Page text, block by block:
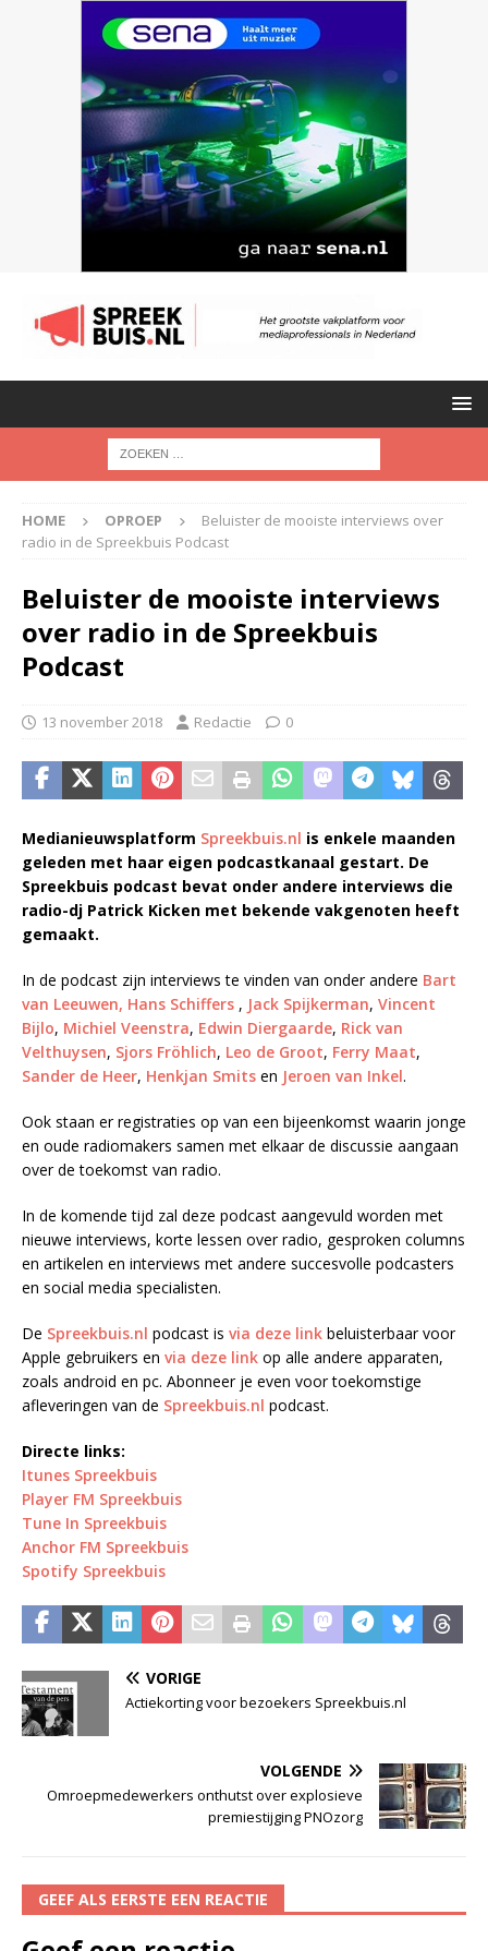
HOME OPROEP
Beluister de mooiste interviews over
radio in de Spreekbuis Podcast
Beluister de mooiste interviews
over radio in de Spreekbuis
Podcast
13 november 2018 Redactie 0
Medianieuwsplatform Spreekbuis.nl is enkele maanden
geleden met haar eigen podcastkanaal gestart. De
Spreekbuis podcast bevat onder andere interviews die
radio-dj Patrick Kicken met bekende vakgenoten heeft
gemaakt.
In de podcast zijn interviews te vinden van onder andere Bart
van Leeuwen, Hans Schiffers , Jack Spijkerman, Vincent
Bijlo, Michiel Veenstra, Edwin Diergaarde, Rick van
Velthuysen, Sjors Fröhlich, Leo de Groot, Ferry Maat,
Sander de Heer, Henkjan Smits en Jeroen van Inkel.
Ook staan er registraties op van een bijeenkomst waarin jonge
en oude radiomakers samen met elkaar de discussie aangaan
over de toekomst van radio.
In de komende tijd zal deze podcast aangevuld worden met
nieuwe interviews, korte lessen over radio, gesproken columns
en artikelen en interviews met andere succesvolle podcasters
en social media specialisten.
De Spreekbuis.nl podcast is via deze link beluisterbaar voor
Apple gebruikers en via deze link op alle andere apparaten,
zoals android en pc. Abonneer je even voor toekomstige
afleveringen van de Spreekbuis.nl podcast.
Directe links:
Itunes Spreekbuis
Player FM Spreekbuis
Tune In Spreekbuis
Anchor FM Spreekbuis
Spotify Spreekbuis
VORIGE
Actiekorting voor bezoekers Spreekbuis.nl
VOLGENDE
Omroepmedewerkers onthutst over explosieve
premiestijging PNOzorg
GEEF ALS EERSTE EEN REACTIE